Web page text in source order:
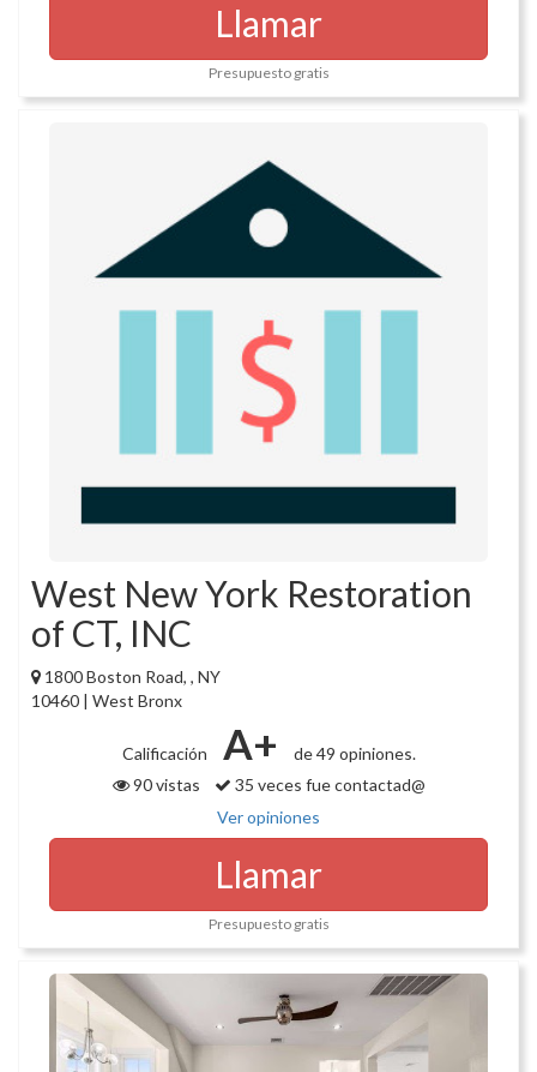
Llamar
Presupuesto gratis
West New York Restoration
of CT, INC
1800 Boston Road, , NY
10460 | West Bronx
Calificación A+
de 49 opiniones.
90 vistas
35 veces fue contactad@
Ver opiniones
Llamar
Presupuesto gratis